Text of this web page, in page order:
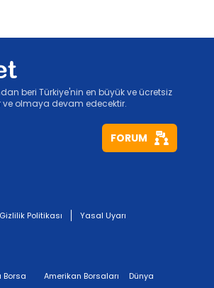
beri Türkiye'nin en büyük ve ücretsiz
olmaya devam edecektir.
FORUM
Gizlilik Politikası Yasal Uyarı
Borsa
Amerikan Borsaları
Dünya